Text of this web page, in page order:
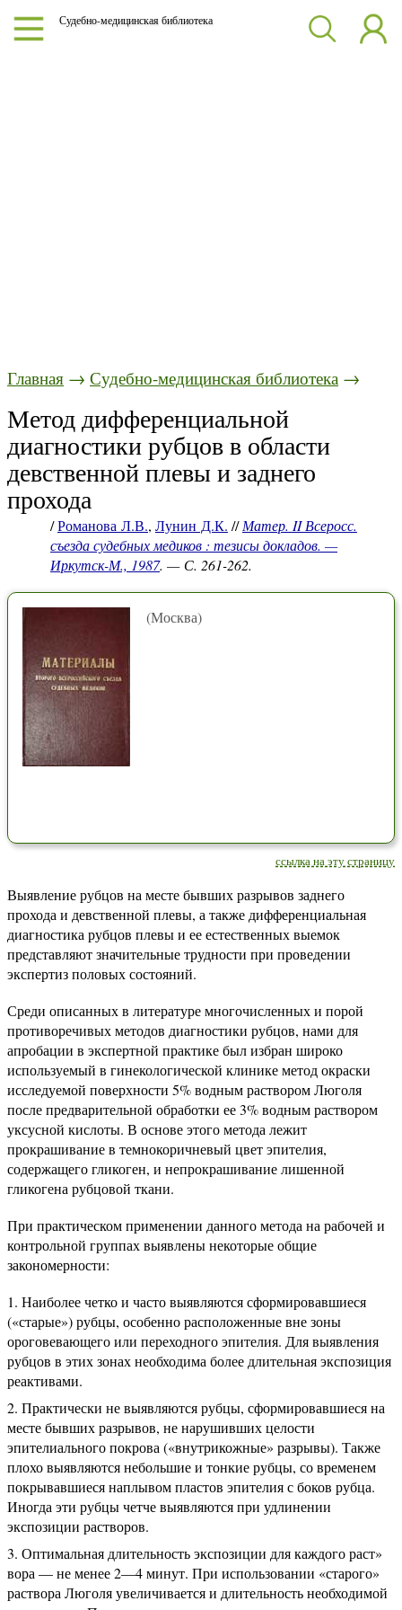
Судебно-медицинская библиотека
Главная → Судебно-медицинская библиотека →
Метод дифференциальной
диагностики рубцов в области
девственной плевы и заднего
прохода
/Романова Л.В., Лунин Д.К. //Матер. II Всеросс.
съезда судебных медиков : тезисы докладов. —
Иркутск-М., 1987. — С. 261-262.
(Москва)
ссылка на эту страницу
Выявление рубцов на месте бывших разрывов заднего
прохода и девственной плевы, а также дифференциальная
диагностика рубцов плевы и ее естественных выемок
представляют значительные трудности при проведении
экспертиз половых состояний.
Среди описанных в литературе многочисленных и порой
противоречивых методов диагностики рубцов, нами для
апробации в экспертной практике был избран широко
используемый в гинекологической клинике метод окраски
исследуемой поверхности 5% водным раствором Люголя
после предварительной обработки ее 3% водным раствором
уксусной кислоты. В основе этого метода лежит
прокрашивание в темнокоричневый цвет эпителия,
содержащего гликоген, и непрокрашивание лишенной
гликогена рубцовой ткани.
При практическом применении данного метода на рабочей и
контрольной группах выявлены некоторые общие
закономерности:
Наиболее четко и часто выявляются сформировавшиеся
(«старые») рубцы, особенно расположенные вне зоны
ороговевающего или переходного эпителия. Для выявления
рубцов в этих зонах необходима более длительная экспозиция
реактивами.
Практически не выявляются рубцы, сформировавшиеся на
месте бывших разрывов, не нарушивших целости
эпителиального покрова («внутрикожные» разрывы). Также
плохо выявляются небольшие и тонкие рубцы, со временем
покрывавшиеся наплывом пластов эпителия с боков рубца.
Иногда эти рубцы четче выявляются при удлинении
экспозиции растворов.
Оптимальная длительность экспозиции для каждого раст»
вора — не менее 2—4 минут. При использовании «старого»
раствора Люголя увеличивается и длительность необходимой